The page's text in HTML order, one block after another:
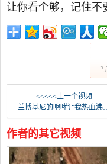
让你看个够，记住不
<<<<<上一个视频
兰博基尼的咆哮让我热血沸腾。
作者的其它视频